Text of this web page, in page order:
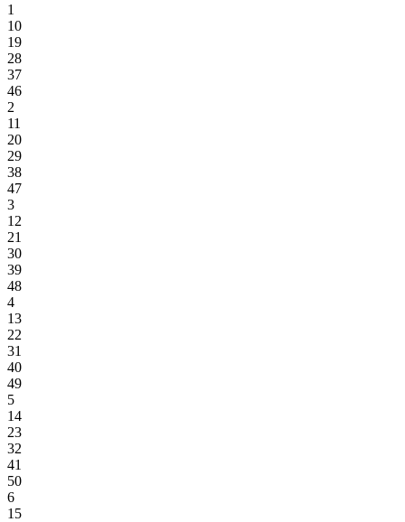
1
10
19
28
37
46
2
11
20
29
38
47
3
12
21
30
39
48
4
13
22
31
40
49
5
14
23
32
41
50
6
15